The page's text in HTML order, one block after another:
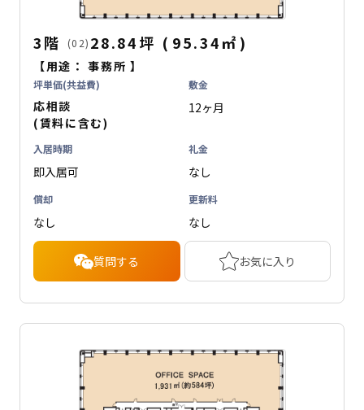
3階 (02) 28.84坪 ( 95.34㎡ )
【用途：事務所 】
坪単価(共益費)
応相談
(賃料に含む)
敷金
12ヶ月
入居時期
即入居可
礼金
なし
償却
なし
更新料
なし
質問する お気に入り